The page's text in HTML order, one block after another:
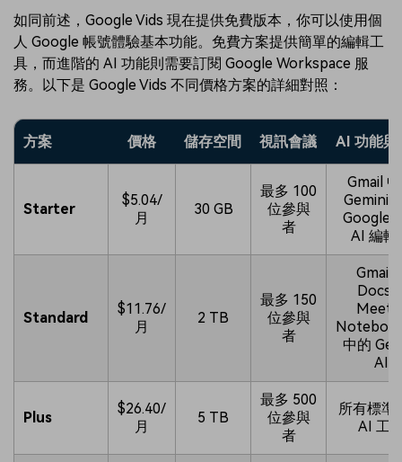
如同前述，Google Vids 現在提供免費版本，你可以使用個
人 Google 帳號體驗基本功能。免費方案提供簡單的編輯工
具，而進階的 AI 功能則需要訂閱 Google Workspace 服
務。以下是 Google Vids 不同價格方案的詳細對照：
方案 價格 儲存空間 視訊會議 AI 功能與
Starter
$5.04/
月
30 GB
最多 100
位參與
者
Gmail
Gemini
Google
AI 編輯
Standard
$11.76/
月
2 TB
最多 150
位參與
者
Gmail
Docs
Meet
中的
AI
Plus
$26.40/
月
5 TB
最多 500
位參與
者
所有標準
AI 工